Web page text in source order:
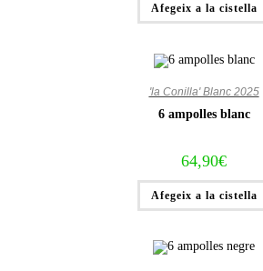
Afegeix a la cistella
'la Conilla' Blanc 2025
6 ampolles blanc
64,90€
Afegeix a la cistella